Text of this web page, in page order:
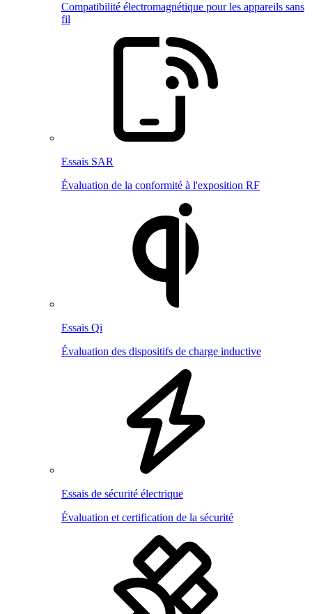
Compatibilité électromagnétique pour les appareils sans
fil
Essais SAR
Évaluation de la conformité à l'exposition RF
Essais Qi
Évaluation des dispositifs de charge inductive
Essais de sécurité électrique
Évaluation et certification de la sécurité